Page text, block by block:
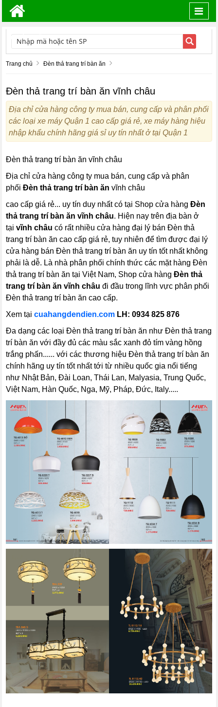
TÌM KIẾM
Trang chủ Đèn thả trang trí bàn ăn
Đèn thả trang trí bàn ăn vĩnh châu
Địa chỉ cửa hàng công ty mua bán, cung cấp và phân phối
các loại xe máy Quận 1 cao cấp giá rẻ, xe máy hàng hiệu
nhập khẩu chính hãng giá sỉ uy tín nhất ở tại Quận 1
Đèn thả trang trí bàn ăn vĩnh châu
Địa chỉ cửa hàng công ty mua bán, cung cấp và phân
phốiĐèn thả trang trí bàn ănvĩnh châu
cao cấp giá rẻ... uy tín duy nhất có tại Shop cửa hàngĐèn
thả trang trí bàn ănvĩnh châu. Hiện nay trên địa bàn ở
tạivĩnh châu có rất nhiều cửa hàng đại lý bán Đèn thả
trang trí bàn ăn cao cấp giá rẻ, tuy nhiên để tìm được đại lý
cửa hàng bán Đèn thả trang trí bàn ăn uy tín tốt nhất không
phải là dễ. Là nhà phân phối chính thức các mặt hàng Đèn
thả trang trí bàn ăn tại Việt Nam, Shop cửa hàngĐèn thả
trang trí bàn ănvĩnh châu đi đầu trong lĩnh vực phân phối
Đèn thả trang trí bàn ăn cao cấp.
Xem tạicuahangdendien.com LH: 0934 825 876
Đa dạng các loại Đèn thả trang trí bàn ăn như Đèn thả trang
trí bàn ăn với đầy đủ các màu sắc xanh đỏ tím vàng hồng
trắng phấn...... với các thương hiệu Đèn thả trang trí bàn ăn
chính hãng uy tín tốt nhất tới từ nhiều quốc gia nổi tiếng
như Nhật Bản, Đài Loan, Thái Lan, Malyasia, Trung Quốc,
Việt Nam, Hàn Quốc, Nga, Mỹ, Pháp, Đức, Italy.....